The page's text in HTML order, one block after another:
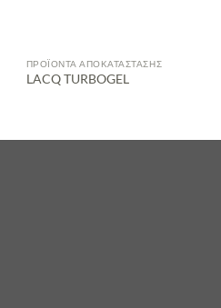
ΠΡΟΪΌΝΤΑ ΑΠΟΚΑΤΆΣΤΑΣΗΣ
LACQ TURBOGEL